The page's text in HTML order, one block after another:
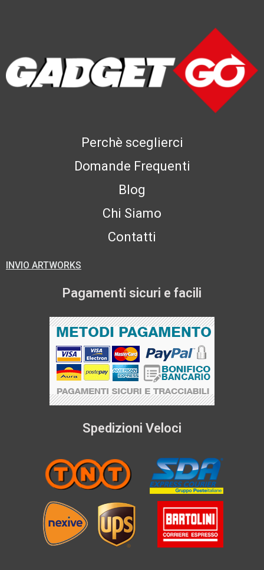
Perchè sceglierci
Domande Frequenti
Blog
Chi Siamo
Contatti
INVIO ARTWORKS
Pagamenti sicuri e facili
Spedizioni Veloci